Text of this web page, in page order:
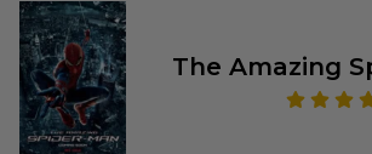
The Amazing